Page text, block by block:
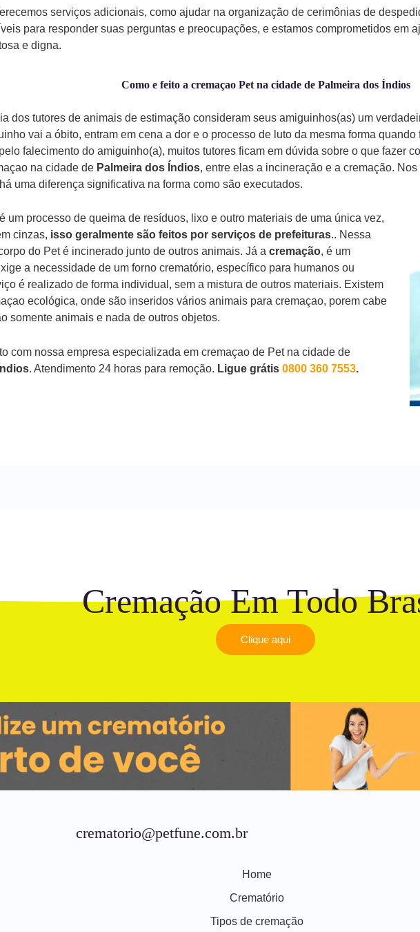
serviços adicionais, como ajudar na organização de cerimônias de
para responder suas perguntas e preocupações, e estamos comprometidos em
e digna.
Como e feito a cremaçao Pet na cidade de Palmeira dos Índios
dos tutores de animais de estimação consideram seus amiguinhos(as) um
vai a óbito, entram em cena a dor e o processo de luto da mesma forma
falecimento do amiguinho(a), muitos tutores ficam em dúvida sobre o que fazer
na cidade de Palmeira dos Índios, entre elas a incineração e a cremação.
uma diferença significativa na forma como são executados.
um processo de queima de resíduos, lixo e outro materiais de uma única vez,
cinzas, isso geralmente são feitos por serviços de prefeituras.. Nessa
do Pet é incinerado junto de outros animais. Já a cremação, é um
a necessidade de um forno crematório, específico para humanos ou
é realizado de forma individual, sem a mistura de outros materiais. Existem
ecológica, onde são inseridos vários animais para cremaçao, porem cabe
somente animais e nada de outros objetos.
com nossa empresa especializada em cremaçao de Pet na cidade de
. Atendimento 24 horas para remoção. Ligue grátis 0800 360 7553.
Cremação Em Todo
Clique aqui
crematorio@petfune.com.br
Home
Crematório
Tipos de cremação